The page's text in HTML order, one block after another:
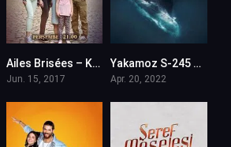
Ailes Brisées – Kanatsiz Kuslar en VF (Voix Francaise)
Jun. 15, 2017
Yakamoz S-245 en VF (Voix Francaise)
Apr. 20, 2022